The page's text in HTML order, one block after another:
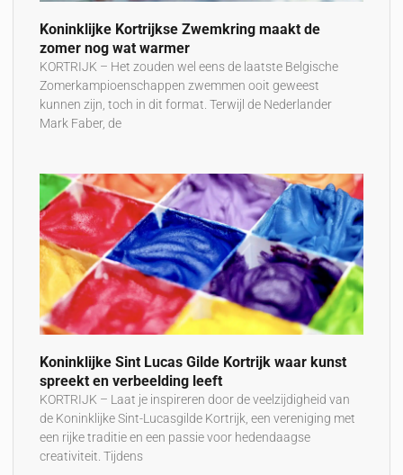
Koninklijke Kortrijkse Zwemkring maakt de
zomer nog wat warmer
KORTRIJK – Het zouden wel eens de laatste Belgische
Zomerkampioenschappen zwemmen ooit geweest
kunnen zijn, toch in dit format. Terwijl de Nederlander
Mark Faber, de
Koninklijke Sint Lucas Gilde Kortrijk waar kunst
spreekt en verbeelding leeft
KORTRIJK – Laat je inspireren door de veelzijdigheid van
de Koninklijke Sint-Lucasgilde Kortrijk, een vereniging met
een rijke traditie en een passie voor hedendaagse
creativiteit. Tijdens